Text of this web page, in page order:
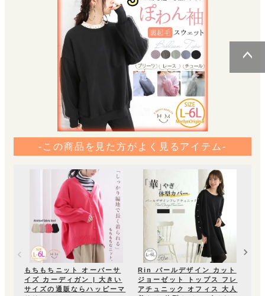
-この商品を見た方がよく見るアイテム-
もちもちニット オーバーサ
イズ カーディガン | 大きい
サイズの通販ならハッピーマ
Rin パールデザイン カット
ジョーゼット トップス フレ
アチュニック オフィス 大人